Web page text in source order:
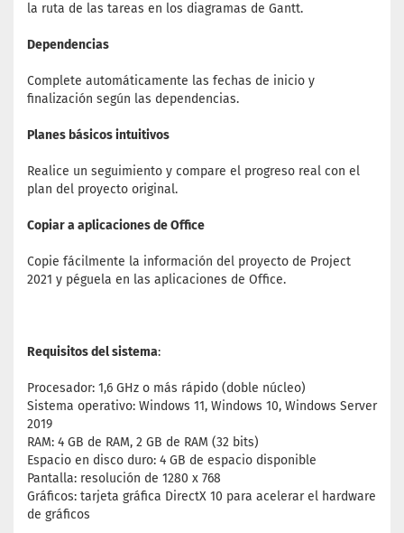
la ruta de las tareas en los diagramas de Gantt.
Dependencias
Complete automáticamente las fechas de inicio y
finalización según las dependencias.
Planes básicos intuitivos
Realice un seguimiento y compare el progreso real con el
plan del proyecto original.
Copiar a aplicaciones de Office
Copie fácilmente la información del proyecto de Project
2021 y péguela en las aplicaciones de Office.
Requisitos del sistema:
Procesador: 1,6 GHz o más rápido (doble núcleo)
Sistema operativo: Windows 11, Windows 10, Windows Server
2019
RAM: 4 GB de RAM, 2 GB de RAM (32 bits)
Espacio en disco duro: 4 GB de espacio disponible
Pantalla: resolución de 1280 x 768
Gráficos: tarjeta gráfica DirectX 10 para acelerar el hardware
de gráficos